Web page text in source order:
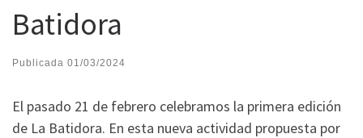
Batidora
Publicada 01/03/2024
El pasado 21 de febrero celebramos la primera edición
de La Batidora. En esta nueva actividad propuesta por